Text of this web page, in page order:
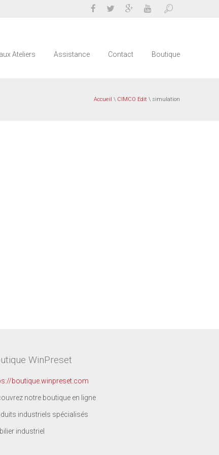
Ateliers Assistance Contact Boutique
Accueil \ CIMCO Edit \ simulation
WinPreset
boutique.winpreset.com
notre boutique en ligne
industriels spécialisés
industriel